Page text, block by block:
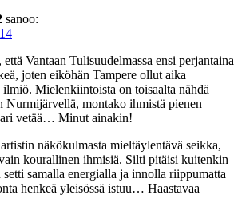
sanoo:
Vantaan Tulisuudelmassa ensi perjantaina
joten eiköhän Tampere ollut aika
ilmiö. Mielenkiintoista on toisaalta nähdä
Nurmijärvellä, montako ihmistä pienen
vetää… Minut ainakin!
näkökulmasta mieltäylentävä seikka,
kourallinen ihmisiä. Silti pitäisi kuitenkin
setti samalla energialla ja innolla riippumatta
henkeä yleisössä istuu… Haastavaa